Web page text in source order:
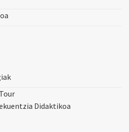
Didaktikoa